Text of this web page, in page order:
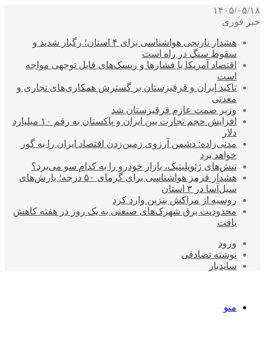
۱۴۰۵/۰۵/۱۸
خبر فوری
هشدار نارنجی هواشناسی برای ۴ استان؛ رگبار شدید و
سقوط سنگ در راه است
اقتصاد آمریکا با فشارها و ریسک‌های قابل توجهی مواجه
است
تاکید ایران و قرقیزستان بر گسترش همکاری‌های تجاری و
معدنی
وزیر صمت عازم قرقیزستان شد
افزایش حجم تجارت بین ایران و پاکستان به رقم ۱۰ میلیارد
دلار
مدنی‌زاده: دشمن آرزوی زمین‌زدن اقتصاد ایران را به گور
خواهد برد
تنش‌های ژئوپلیتیک، بازار خودرو را به کدام سو می‌برد؟
هشدار قرمز هواشناسی برای گرمای ۵۰ درجه؛ بارش‌های
سیل‌آسا در ۳ استان
روسیه از مراکش بنزین وارد کرد
محدودیت برق شهرک‌های صنعتی به یک روز در هفته کاهش
یافت
ورود
نوشته تصادفی
سایدبار
منو